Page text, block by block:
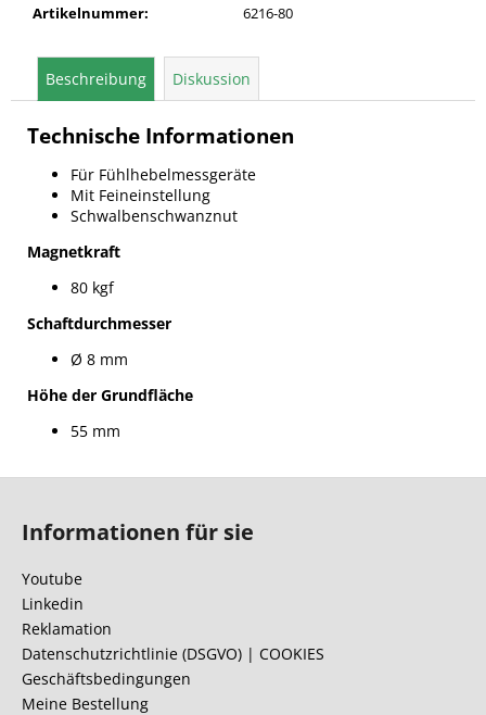
Artikelnummer: 6216-80
Beschreibung Diskussion
Technische Informationen
Für Fühlhebelmessgeräte
Mit Feineinstellung
Schwalbenschwanznut
Magnetkraft
80 kgf
Schaftdurchmesser
Ø 8 mm
Höhe der Grundfläche
55 mm
Informationen für sie
Youtube
Linkedin
Reklamation
Datenschutzrichtlinie (DSGVO) | COOKIES
Geschäftsbedingungen
Meine Bestellung